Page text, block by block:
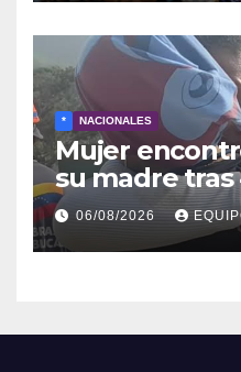
* NACIONALES
Mujer
su madre tras
búsqueda en
06/08/2026